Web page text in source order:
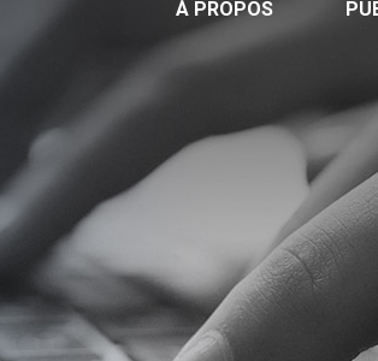
À PROPOS
Facebook